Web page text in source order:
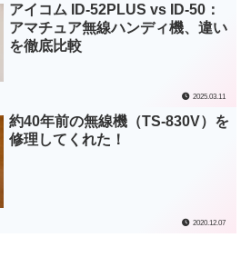
アイコム ID-52PLUS vs ID-50：
アマチュア無線ハンディ機、違い
を徹底比較
2025.03.11
約40年前の無線機（TS-830V）を
修理してくれた！
2020.12.07